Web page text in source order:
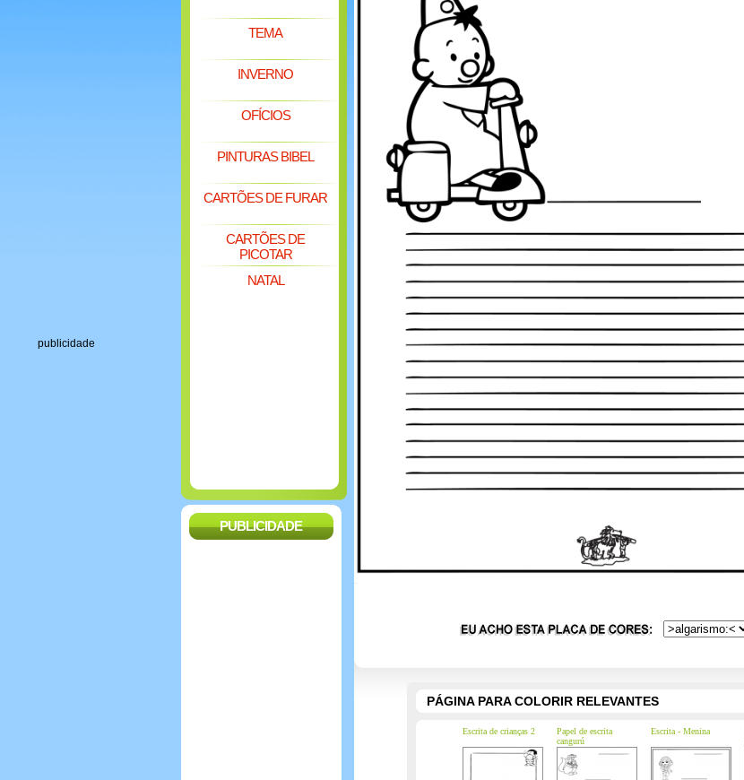
publicidade
TEMA
INVERNO
OFÍCIOS
PINTURAS BIBEL
CARTÕES DE FURAR
CARTÕES DE
PICOTAR
NATAL
PUBLICIDADE
PÁGINA PARA COLORIR RELEVANTES
Escrita de crianças 2
Papel de escrita
cangurú
Escrita - Menina